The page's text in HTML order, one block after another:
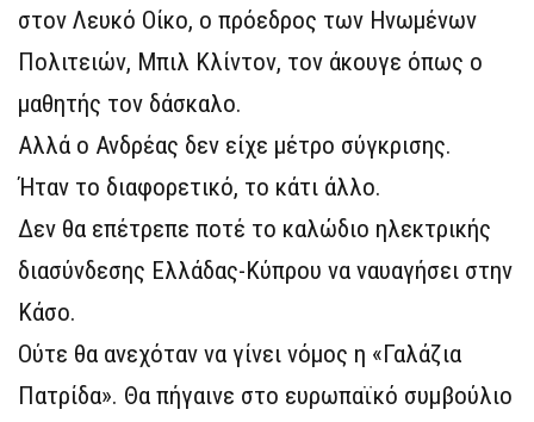
στον Λευκό Οίκο, ο πρόεδρος των Ηνωμένων
Πολιτειών, Μπιλ Κλίντον, τον άκουγε όπως ο
μαθητής τον δάσκαλο.
Αλλά ο Ανδρέας δεν είχε μέτρο σύγκρισης.
Ήταν το διαφορετικό, το κάτι άλλο.
Δεν θα επέτρεπε ποτέ το καλώδιο ηλεκτρικής
διασύνδεσης Ελλάδας-Κύπρου να ναυαγήσει στην
Κάσο.
Ούτε θα ανεχόταν να γίνει νόμος η «Γαλάζια
Πατρίδα». Θα πήγαινε στο ευρωπαϊκό συμβούλιο